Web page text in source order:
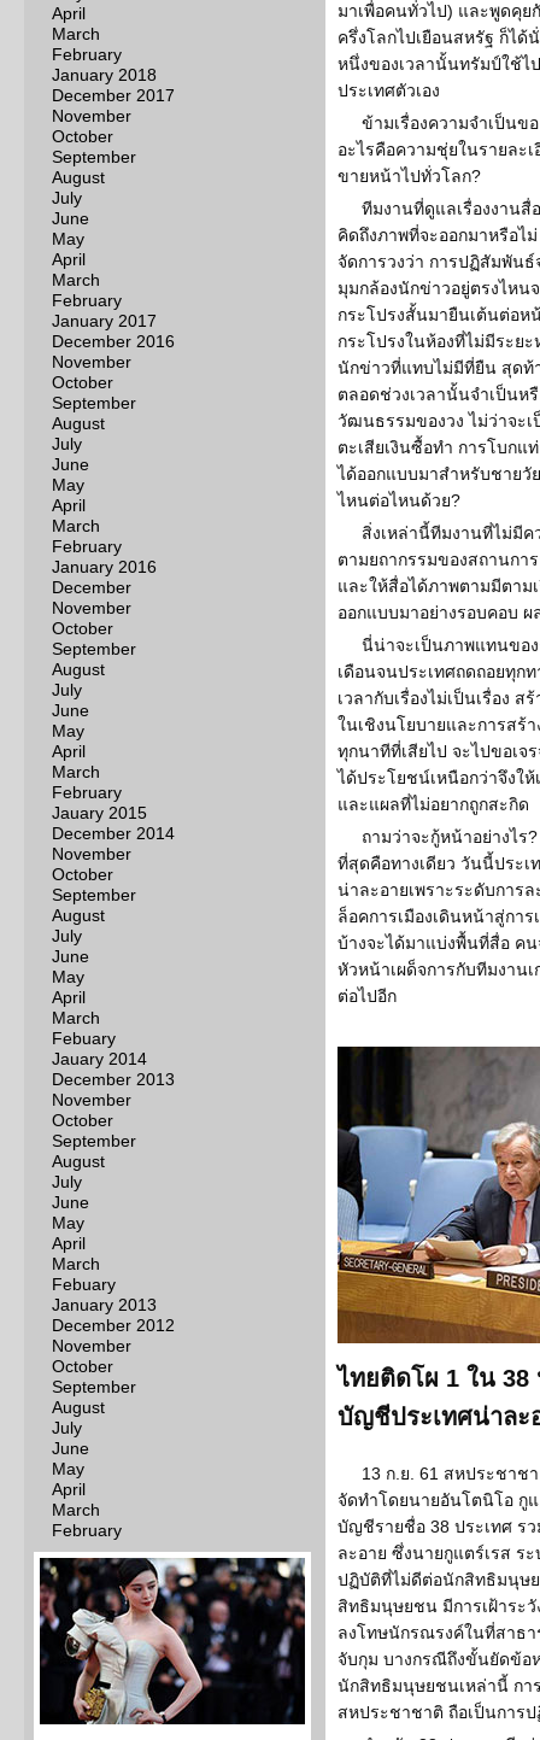
April
March
February
January 2018
December 2017
November
October
September
August
July
June
May
April
March
February
January 2017
December 2016
November
October
September
August
July
June
May
April
March
February
January 2016
December
November
October
September
August
July
June
May
April
March
February
Jauary 2015
December 2014
November
October
September
August
July
June
May
April
March
Febuary
Jauary 2014
December 2013
November
October
September
August
July
June
May
April
March
Febuary
January 2013
December 2012
November
October
September
August
July
June
May
April
March
February
มาเพื่อคนทั่วไป) และพูดคุย
ครึ่งโลกไปเยือนสหรัฐ ก็ได้
หนึ่งของเวลานั้นทรัมป์ใช้ไ
ประเทศตัวเอง
ข้ามเรื่องความจำเป็นข
อะไรคือความชุ่ยในรายละ
ขายหน้าไปทั่วโลก?
ทีมงานที่ดูแลเรื่องงานสื่
คิดถึงภาพที่จะออกมาหรือไ
จัดการวงว่า การปฏิสัมพันธ์
มุมกล้องนักข่าวอยู่ตรงไหน
กระโปรงสั้นมายืนเต้นต่อห
กระโปรงในห้องที่ไม่มีระย
นักข่าวที่แทบไม่มีที่ยืน สุดท้
ตลอดช่วงเวลานั้นจำเป็นห
วัฒนธรรมของวง ไม่ว่าจะ
ตะเสียเงินซื้อทำ การโบก
ได้ออกแบบมาสำหรับชายวั
ไหนต่อไหนด้วย?
สิ่งเหล่านี้ทีมงานที่ไม่มี
ตามยถากรรมของสถานกา
และให้สื่อได้ภาพตามมีตาม
ออกแบบมาอย่างรอบคอบ ผ
นี่น่าจะเป็นภาพแทนขอ
เดือนจนประเทศถดถอยทุก
เวลากับเรื่องไม่เป็นเรื่อง
ในเชิงนโยบายและการสร้
ทุกนาทีที่เสียไป จะไปขอเจ
ได้ประโยชน์เหนือกว่าจึงใ
และแผลที่ไม่อยากถูกสะกิด
ถามว่าจะกู้หน้าอย่างไร
ที่สุดคือทางเดียว วันนี้ประ
น่าละอายเพราะระดับการ
ล็อคการเมืองเดินหน้าสู่กา
บ้างจะได้มาแบ่งพื้นที่สื่อ คน
หัวหน้าเผด็จการกับทีมงาน
ต่อไปอีก
ไทยติดโผ 1 ใน 38
บัญชีประเทศน่าละ
13 ก.ย. 61 สหประชาช
จัดทำโดยนายอันโตนิโอ กู
บัญชีรายชื่อ 38 ประเทศ ร
ละอาย ซึ่งนายกูแตร์เรส ร
ปฏิบัติที่ไม่ดีต่อนักสิทธิมนุษ
สิทธิมนุษยชน มีการเฝ้าระ
ลงโทษนักรณรงค์ในที่สาธ
จับกุม บางกรณีถึงขั้นยัดข้อ
นักสิทธิมนุษยชนเหล่านี้ กา
สหประชาชาติ ถือเป็นการ